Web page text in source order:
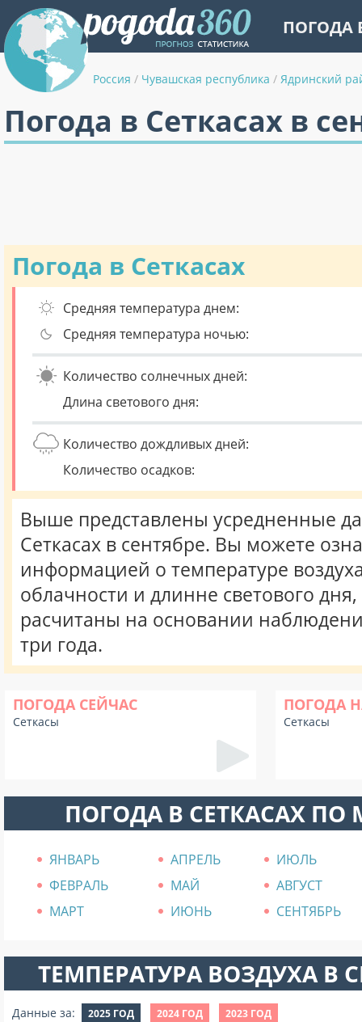
ПОГОДА
Россия / Чувашская республика / Ядринский
Погода в Сеткасах в
Погода в Сеткасах
Средняя температура днем:
Средняя температура ночью:
Количество солнечных дней:
Длина светового дня:
Количество дождливых дней:
Количество осадков:
Выше представлены усредненные
Сеткасах в сентябре. Вы можете
информацией о температуре
облачности и длинне светового
расчитаны на основании
три года.
ПОГОДА СЕЙЧАС
Сеткасы
ПОГОДА
Сеткасы
ПОГОДА В СЕТКАСАХ ПО
ЯНВАРЬ АПРЕЛЬ
ИЮЛЬ
ФЕВРАЛЬ
МАЙ
АВГУСТ
МАРТ
ИЮНЬ СЕНТЯБРЬ
ТЕМПЕРАТУРА ВОЗДУХА В
Данные за: 2025 ГОД 2024 ГОД 2023 ГОД